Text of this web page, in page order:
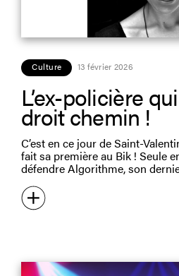
Culture 13 février 2026
L’ex-policière
droit chemin !
C’est en ce jour de Saint-
fait sa première au Bik ! Seule
défendre Algorithme, son